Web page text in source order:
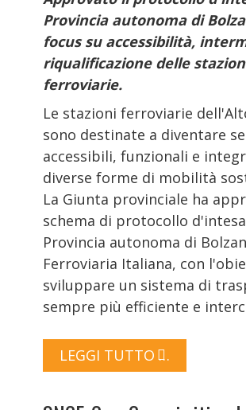
Provincia autonoma di
focus su accessibilità,
riqualificazione delle
ferroviarie.
Le stazioni ferroviarie
sono destinate a diventare
accessibili, funzionali e
diverse forme di mobilità
La Giunta provinciale ha
schema di protocollo
Provincia autonoma di
Ferroviaria Italiana, con
sviluppare un sistema di
sempre più efficiente e
LEGGI TUTTO …